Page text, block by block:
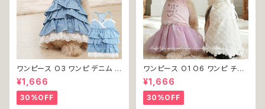
ワンピース O3 ワンピ デニム プ
リーツ レース 女の子 犬 犬服
小型 猫 服 洋服 ペット dog ド
ッグウェア おしゃれ かわいい 返
品交換不可
¥1,666
30%OFF
ワンピース O1 O6 ワンピ チュ
ール レース 花 フラワー 女の子
犬 犬服 小型 猫 服 洋服 ペット
dog ドッグウェア おしゃれ かわ
いい 返品交換不可
¥1,666
30%OFF